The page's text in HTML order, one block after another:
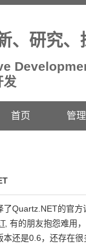
、研究、
发
首页 管理
Quartz.NET的官方
, 有的朋友抱怨难用
本还是0.6，还存在